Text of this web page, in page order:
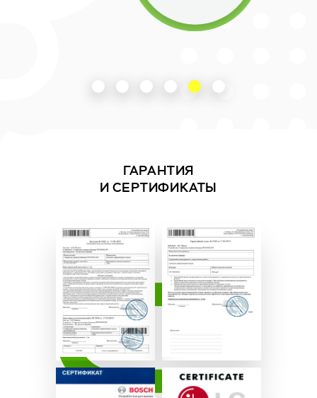
ГАРАНТИЯ
И СЕРТИФИКАТЫ